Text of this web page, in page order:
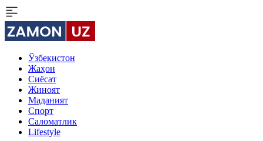
Ўзбекистон
Жаҳон
Сиёсат
Жиноят
Маданият
Спорт
Cаломатлик
Lifestyle